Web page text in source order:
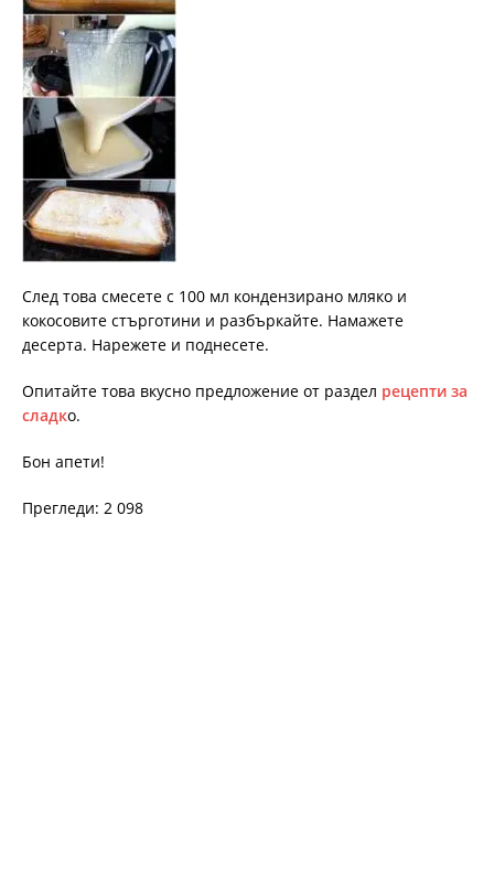
След това смесете с 100 мл кондензирано мляко и
кокосовите стърготини и разбъркайте. Намажете
десерта. Нарежете и поднесете.
Опитайте това вкусно предложение от раздел рецепти за
сладко.
Бон апети!
Прегледи: 2 098